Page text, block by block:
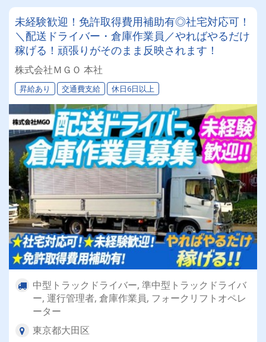
未経験歓迎！免許取得費用補助有◎社宅対応可！
＼配送ドライバー・倉庫作業員／やればやるだけ
稼げる！頑張りがそのまま反映されます！
株式会社ＭＧＯ 本社
昇給あり 交通費支給 休日6日以上
中型トラックドライバー, 準中型トラックドライバ
ー, 運行管理者, 倉庫作業員, フォークリフトオペレ
ーター
東京都大田区